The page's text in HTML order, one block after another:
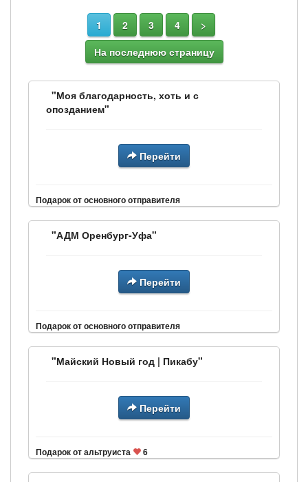
1 2 3 4
>
На последнюю страницу
"Моя благодарность, хоть и с
опозданием"
Перейти
Подарок от основного отправителя
"АДМ Оренбург-Уфа"
Перейти
Подарок от основного отправителя
"Майский Новый год | Пикабу"
Перейти
Подарок от альтруиста 6